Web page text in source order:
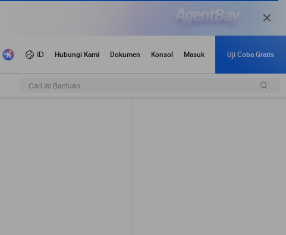
Cari Isi Bantuan